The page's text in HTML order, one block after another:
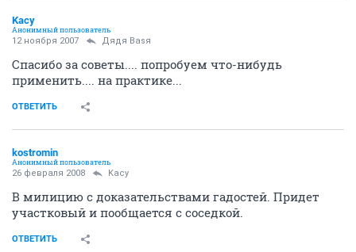
Kacy
Анонимный пользователь
12 ноября 2007 Дядя Ваsя
Спасибо за советы.... попробуем что-нибудь
применить.... на практике...
ОТВЕТИТЬ
kostromin
Анонимный пользователь
26 февраля 2008 Kacy
В милицию с доказательствами гадостей. Придет
участковый и пообщается с соседкой.
ОТВЕТИТЬ